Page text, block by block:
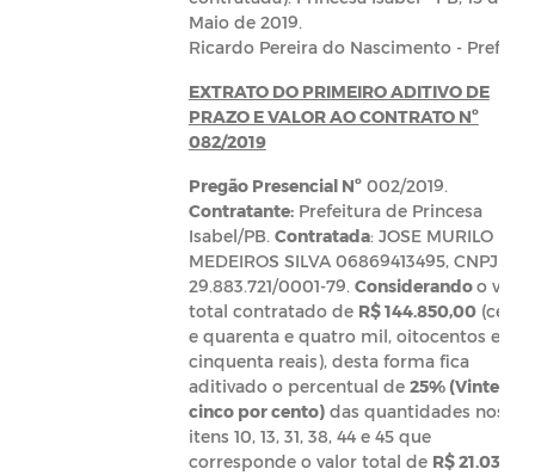
Maio de 2019.
Ricardo Pereira do Nascimento - Prefeito
EXTRATO DO PRIMEIRO ADITIVO DE
PRAZO E VALOR AO CONTRATO Nº
082/2019
Pregão Presencial Nº002/2019.
Contratante:Prefeitura de Princesa
Isabel/PB. Contratada: JOSE MURILO DE
MEDEIROS SILVA 06869413495, CNPJ nº
29.883.721/0001-79. Considerandoo valor
total contratado de R$144.850,00(cento
e quarenta e quatro mil, oitocentos e
cinquenta reais), desta forma fica
aditivado o percentual de 25% (Vinte e
cinco por cento)das quantidades nos
itens 10, 13, 31, 38, 44 e 45 que
corresponde o valor total de R$ 21.034,75